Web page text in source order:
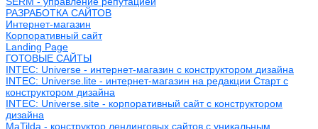
РАЗРАБОТКА САЙТОВ
Интернет-магазин
Корпоративный сайт
Landing Page
ГОТОВЫЕ САЙТЫ
INTEC: Universe - интернет-магазин с конструктором дизайна
INTEC: Universe.lite - интернет-магазин на редакции Старт с
конструктором дизайна
INTEC: Universe.site - корпоративный сайт с конструктором
дизайна
MaTilda - конструктор лендинговых сайтов с уникальным